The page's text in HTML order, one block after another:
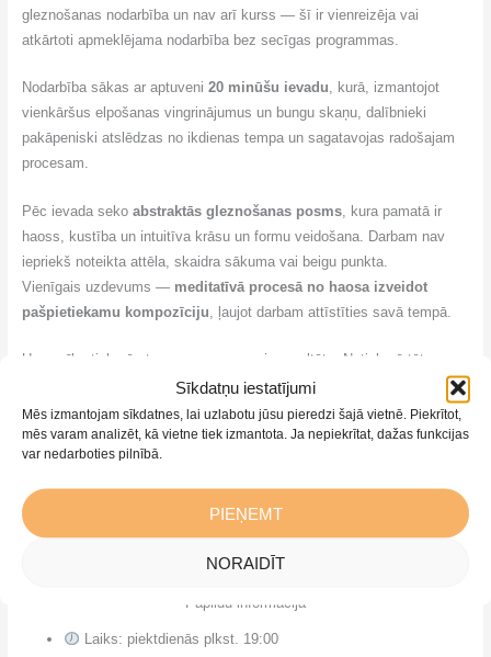
Sīkdatņu iestatījumi
Mēs izmantojam sīkdatnes, lai uzlabotu jūsu pieredzi šajā vietnē. Piekrītot,
mēs varam analizēt, kā vietne tiek izmantota. Ja nepiekrītat, dažas funkcijas
var nedarboties pilnībā.
PIEŅEMT
NORAIDĪT
gleznošanas nodarbība un nav arī kurss — šī ir vienreizēja vai
atkārtoti apmeklējama nodarbība bez secīgas programmas.
Nodarbība sākas ar aptuveni 20 minūšu ievadu, kurā, izmantojot
vienkāršus elpošanas vingrinājumus un bungu skaņu, dalībnieki
pakāpeniski atslēdzas no ikdienas tempa un sagatavojas radošajam
procesam.
Pēc ievada seko abstraktās gleznošanas posms, kura pamatā ir
haoss, kustība un intuitīva krāsu un formu veidošana. Darbam nav
iepriekš noteikta attēla, skaidra sākuma vai beigu punkta.
Vienīgais uzdevums — meditatīvā procesā no haosa izveidot
pašpietiekamu kompozīciju , ļaujot darbam attīstīties savā tempā.
Uzmanība tiek vērsta uz procesu, nevis rezultātu. Netiek vērtētas
prasmes, netiek salīdzināti darbi un netiek meklēts “pareizais”
iznākums. Nodarbība notiek mierīgā, koncentrētā atmosfērā.
Šī nodarbībanav izklaidējošs pasākums
Tā ir strukturēta relaksācijas pieredze cilvēkiem, kuri vēlas apzinātu
un mierīgu piektdienas vakaru.
Papildu informācija
Laiks: piektdienās plkst. 19:00